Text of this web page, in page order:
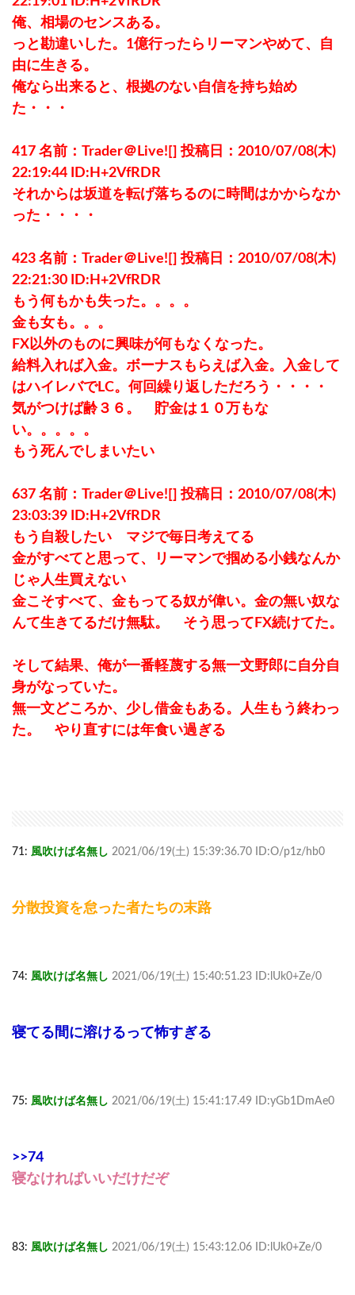
俺、相場のセンスある。
っと勘違いした。1億行ったらリーマンやめて、自
由に生きる。
俺なら出来ると、根拠のない自信を持ち始め
た・・・
417 名前：Trader＠Live![] 投稿日：2010/07/08(木)
22:19:44 ID:H+2VfRDR
それからは坂道を転げ落ちるのに時間はかからなか
った・・・・
423 名前：Trader＠Live![] 投稿日：2010/07/08(木)
22:21:30 ID:H+2VfRDR
もう何もかも失った。。。。
金も女も。。。
FX以外のものに興味が何もなくなった。
給料入れば入金。ボーナスもらえば入金。入金して
はハイレバでLC。何回繰り返しただろう・・・・
気がつけば齢３６。 貯金は１０万もな
い。。。。。
もう死んでしまいたい
637 名前：Trader＠Live![] 投稿日：2010/07/08(木)
23:03:39 ID:H+2VfRDR
もう自殺したい マジで毎日考えてる
金がすべてと思って、リーマンで掴める小銭なんか
じゃ人生買えない
金こそすべて、金もってる奴が偉い。金の無い奴な
んて生きてるだけ無駄。 そう思ってFX続けてた。
そして結果、俺が一番軽蔑する無一文野郎に自分自
身がなっていた。
無一文どころか、少し借金もある。人生もう終わっ
た。 やり直すには年食い過ぎる
71: 風吹けば名無し 2021/06/19(土) 15:39:36.70 ID:O/p1z/hb0
分散投資を怠った者たちの末路
74: 風吹けば名無し 2021/06/19(土) 15:40:51.23 ID:lUk0+Ze/0
寝てる間に溶けるって怖すぎる
75: 風吹けば名無し 2021/06/19(土) 15:41:17.49 ID:yGb1DmAe0
>>74
寝なければいいだけだぞ
83: 風吹けば名無し 2021/06/19(土) 15:43:12.06 ID:lUk0+Ze/0